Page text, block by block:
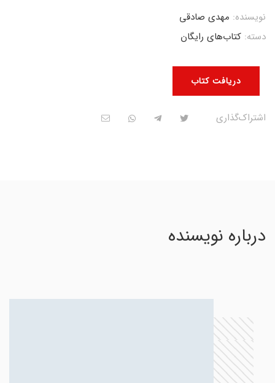
دریافت کتاب
نویسنده: مهدی صادقی
دسته: کتاب‌های رایگان
اشتراک‌گذاری
درباره نویسنده